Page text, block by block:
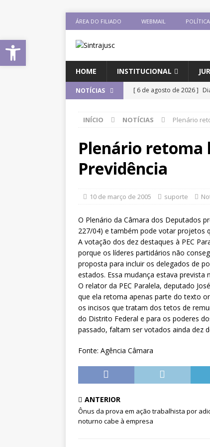
ÁREA DO FILIADO WEBMAIL
HOME INSTITUCIONAL
NOTÍCIAS [ 6 de agosto de 2026 ]
[ 6 de agosto de 2026 ]
Pensionistas do Serviço
CNJ para tratar da
[ 5 de agosto de 2026 ]
magistrados e possibilita
INÍCIO NOTÍCIAS Plenário
Plenário retoma
Previdência
10 de março de 2005 suporte
O Plenário da Câmara dos Deputados
227/04) e também pode votar projetos
A votação dos dez destaques à PEC
porque os líderes partidários não
proposta para incluir os delegados de
estados. Essa mudança estava prevista
O relator da PEC Paralela, deputado
que ela retoma apenas parte do texto
os incisos que tratam dos tetos de
do Distrito Federal e para os poderes
passado, faltam ser votados ainda dez
Fonte: Agência Câmara
ANTERIOR
Ônus da prova em ação trabalhista por
noturno cabe à empresa
Abrir a barra de ferramentas